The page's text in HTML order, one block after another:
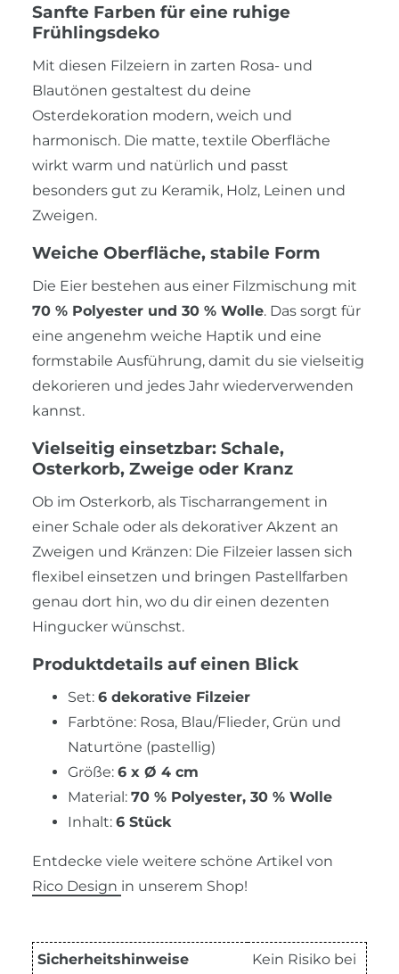
Sanfte Farben für eine ruhige
Frühlingsdeko
Mit diesen Filzeiern in zarten Rosa- und
Blautönen gestaltest du deine
Osterdekoration modern, weich und
harmonisch. Die matte, textile Oberfläche
wirkt warm und natürlich und passt
besonders gut zu Keramik, Holz, Leinen und
Zweigen.
Weiche Oberfläche, stabile Form
Die Eier bestehen aus einer Filzmischung mit
70 % Polyester und 30 % Wolle. Das sorgt für
eine angenehm weiche Haptik und eine
formstabile Ausführung, damit du sie vielseitig
dekorieren und jedes Jahr wiederverwenden
kannst.
Vielseitig einsetzbar: Schale,
Osterkorb, Zweige oder Kranz
Ob im Osterkorb, als Tischarrangement in
einer Schale oder als dekorativer Akzent an
Zweigen und Kränzen: Die Filzeier lassen sich
flexibel einsetzen und bringen Pastellfarben
genau dort hin, wo du dir einen dezenten
Hingucker wünschst.
Produktdetails auf einen Blick
Set: 6 dekorative Filzeier
Farbtöne: Rosa, Blau/Flieder, Grün und
Naturtöne (pastellig)
Größe: 6 x Ø 4 cm
Material: 70 % Polyester, 30 % Wolle
Inhalt: 6 Stück
Entdecke viele weitere schöne Artikel von
Rico Design in unserem Shop!
Sicherheitshinweise
Kein Risiko bei